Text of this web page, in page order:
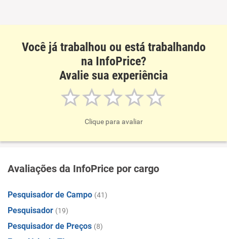
Você já trabalhou ou está trabalhando
na InfoPrice?
Avalie sua experiência
Clique para avaliar
Avaliações da InfoPrice por cargo
Pesquisador de Campo (41)
Pesquisador (19)
Pesquisador de Preços (8)